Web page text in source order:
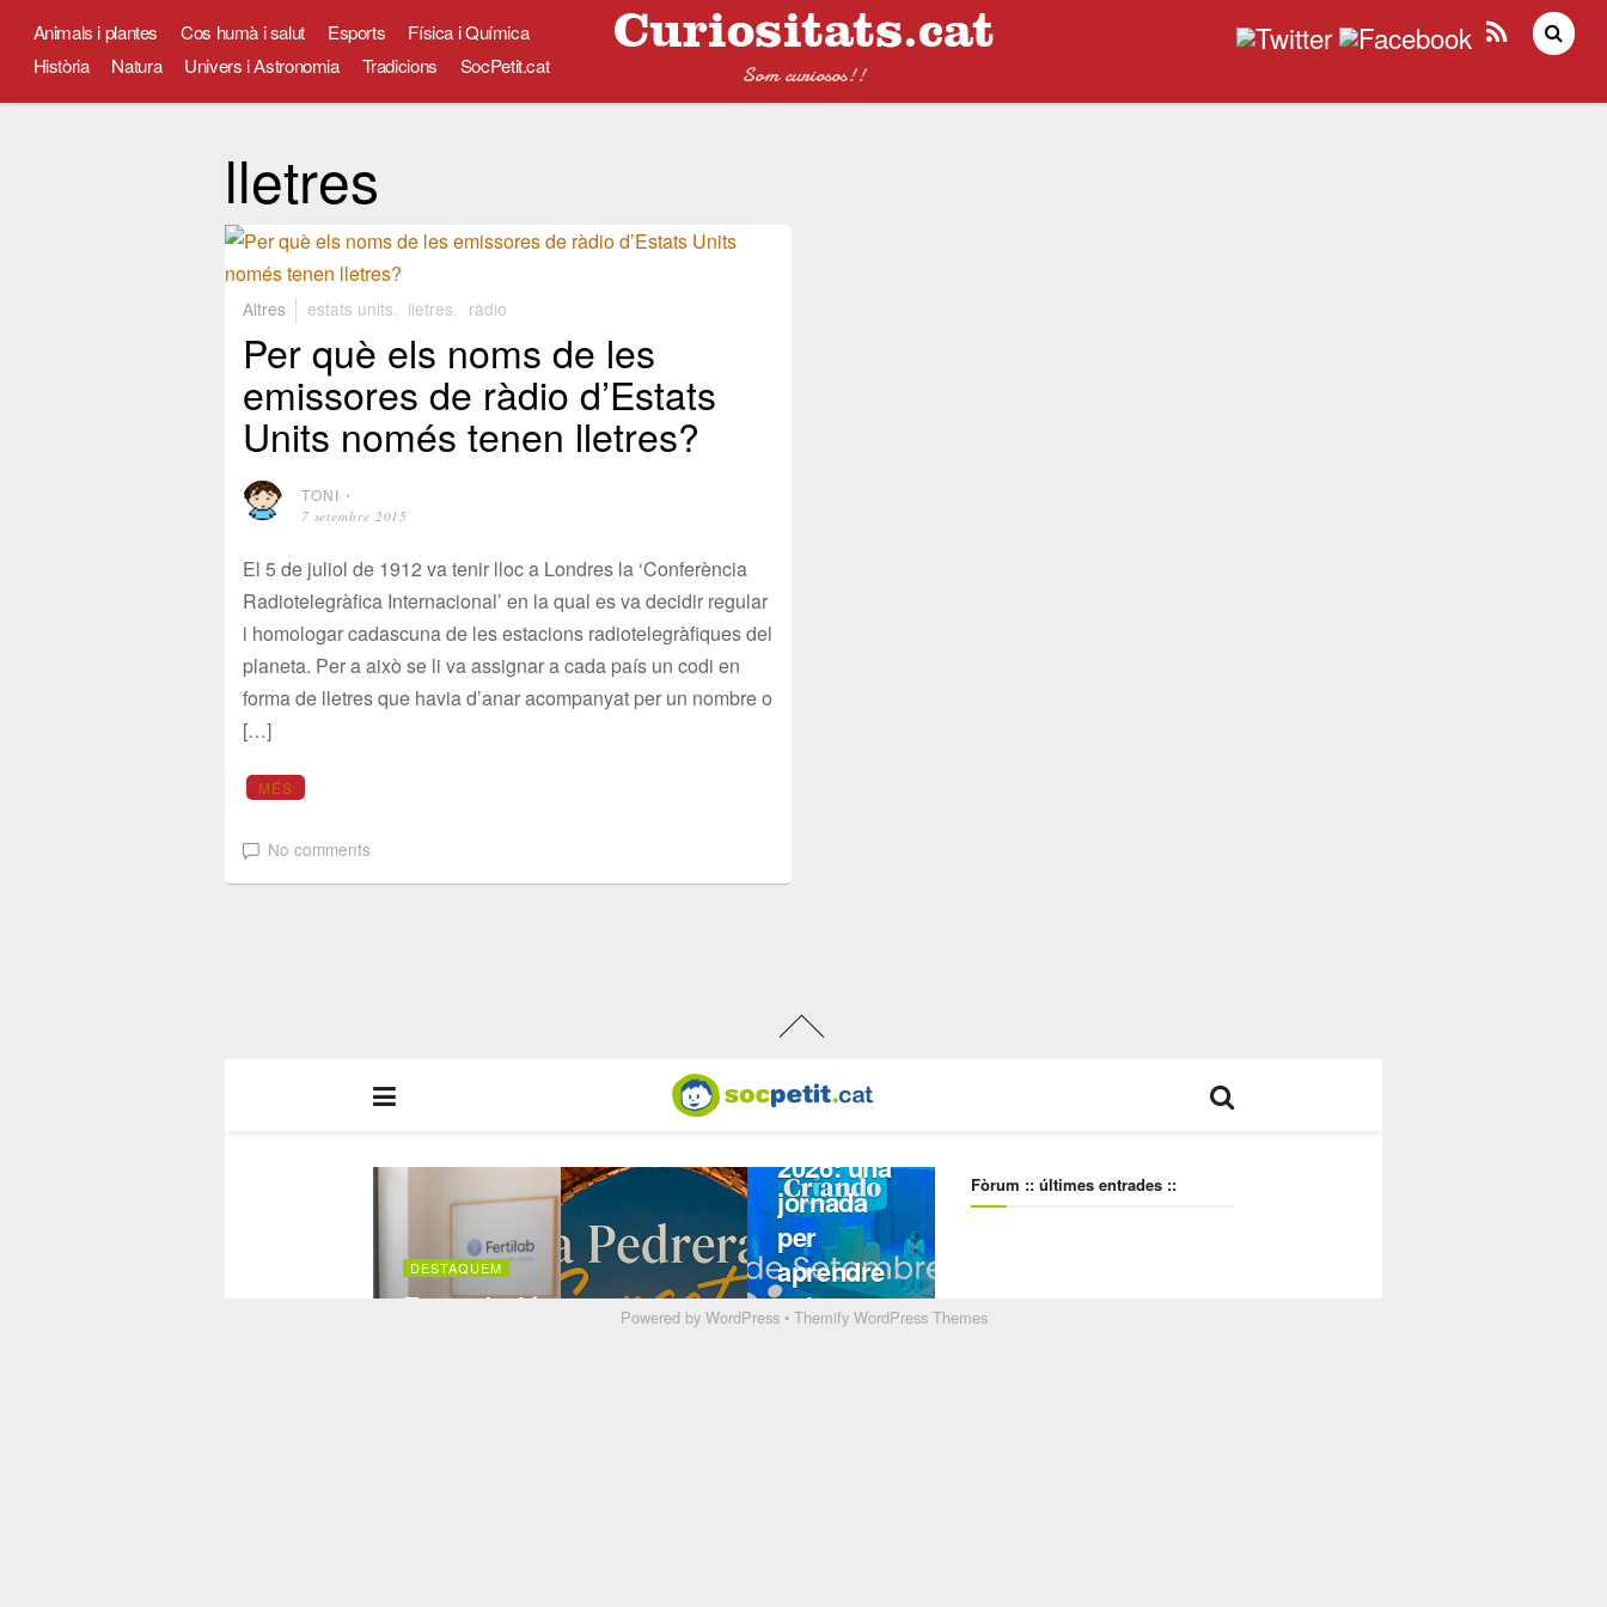
Som curiosos!!
Animals i plantes Cos humà i salut Esports
Física i Química
Història
Natura Univers i Astronomia Tradicions SocPetit.cat
lletres
Altres estats units, lletres, ràdio
Per què els noms de les
emissores de ràdio d’Estats
Units només tenen lletres?
TONI ⋅
7 setembre 2015
El 5 de juliol de 1912 va tenir lloc a Londres la ‘Conferència
Radiotelegràfica Internacional’ en la qual es va decidir regular
i homologar cadascuna de les estacions radiotelegràfiques del
planeta. Per a això se li va assignar a cada país un codi en
forma de lletres que havia d’anar acompanyat per un nombre o
[…]
MÉS
No comments
Powered by WordPress• Themify WordPress Themes